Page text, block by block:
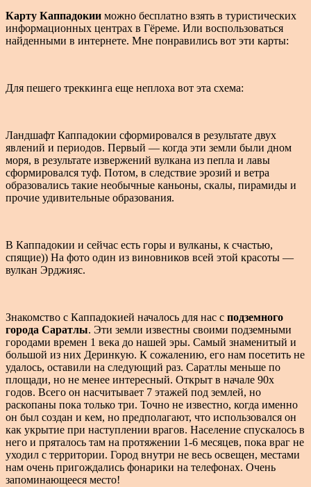
Карту Каппадокии можно бесплатно взять в туристических
информационных центрах в Гёреме. Или воспользоваться
найденными в интернете. Мне понравились вот эти карты:
Для пешего треккинга еще неплоха вот эта схема:
Ландшафт Каппадокии сформировался в результате двух
явлений и периодов. Первый — когда эти земли были дном
моря, в результате извержений вулкана из пепла и лавы
сформировался туф. Потом, в следствие эрозий и ветра
образовались такие необычные каньоны, скалы, пирамиды и
прочие удивительные образования.
В Каппадокии и сейчас есть горы и вулканы, к счастью,
спящие)) На фото один из виновников всей этой красоты —
вулкан Эрджияс.
Знакомство с Каппадокией началось для нас с подземного
города Саратлы. Эти земли известны своими подземными
городами времен 1 века до нашей эры. Самый знаменитый и
большой из них Деринкую. К сожалению, его нам посетить не
удалось, оставили на следующий раз. Саратлы меньше по
площади, но не менее интересный. Открыт в начале 90х
годов. Всего он насчитывает 7 этажей под землей, но
раскопаны пока только три. Точно не известно, когда именно
он был создан и кем, но предполагают, что использовался он
как укрытие при наступлении врагов. Население спускалось в
него и пряталось там на протяжении 1-6 месяцев, пока враг не
уходил с территории. Город внутри не весь освещен, местами
нам очень пригождались фонарики на телефонах. Очень
запоминающееся место!